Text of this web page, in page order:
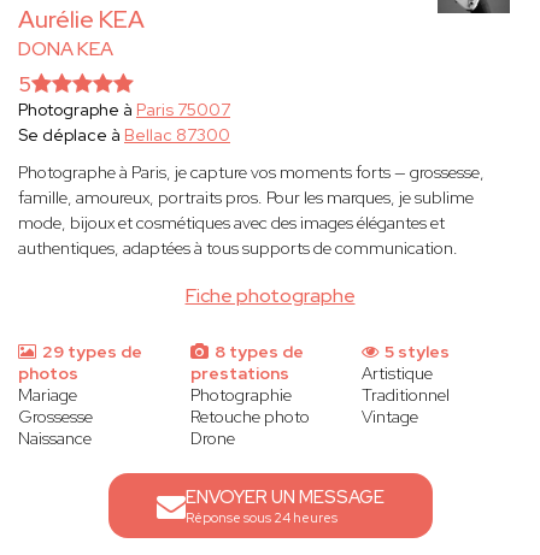
Aurélie KEA
DONA KEA
Fiche photographe
5
Photographe à Paris 75007
Se déplace à Bellac 87300
Photographe à Paris, je capture vos moments forts — grossesse,
famille, amoureux, portraits pros. Pour les marques, je sublime
mode, bijoux et cosmétiques avec des images élégantes et
authentiques, adaptées à tous supports de communication.
29 types de
photos
Mariage
Grossesse
Naissance
8 types de
prestations
Photographie
Retouche photo
Drone
5 styles
Artistique
Traditionnel
Vintage
ENVOYER UN MESSAGE
Réponse sous 24 heures